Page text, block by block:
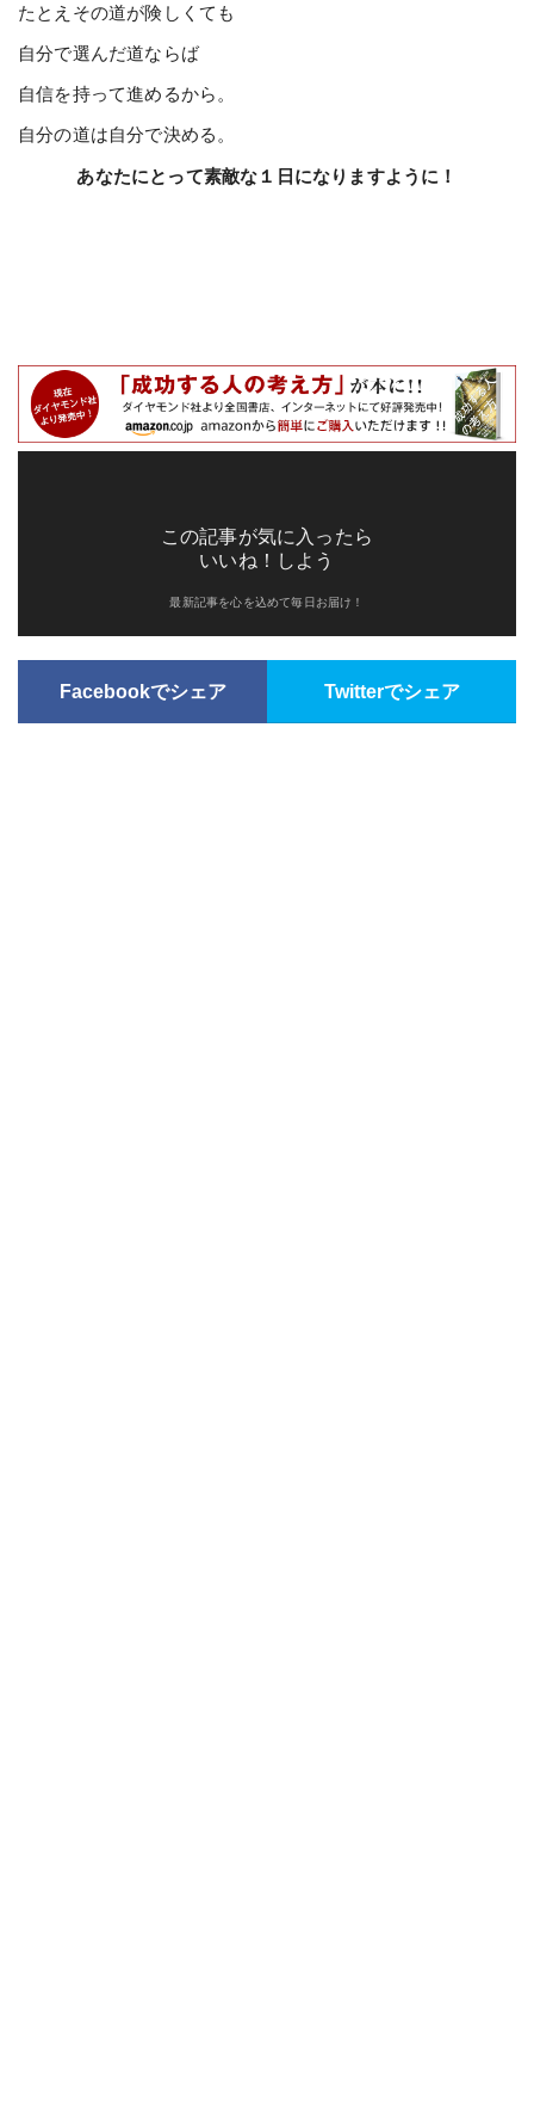
たとえその道が険しくても
自分で選んだ道ならば
自信を持って進めるから。
自分の道は自分で決める。
あなたにとって素敵な１日になりますように！
この記事が気に入ったら
いいね！しよう
最新記事を心を込めて毎日お届け！
Facebookでシェア Twitterでシェア